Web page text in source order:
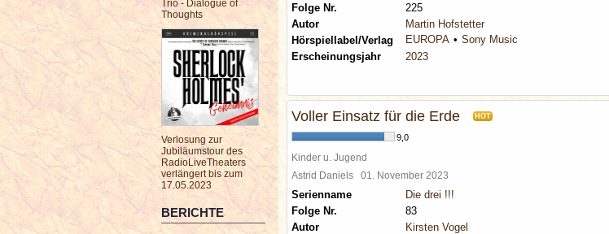
Trio - Dialogue of
Thoughts
Verlosung zur
Jubiläumstour des
RadioLiveTheaters
verlängert bis zum
17.05.2023
BERICHTE
Folge Nr.
225
Autor
Martin Hofstetter
Hörspiellabel/Verlag
EUROPA
Sony Music
Erscheinungsjahr
2023
Voller Einsatz für die Erde HOT
9,0
Kinder u. Jugend
Astrid Daniels 01. November 2023
Serienname
Die drei !!!
Folge Nr.
83
Autor
Kirsten Vogel